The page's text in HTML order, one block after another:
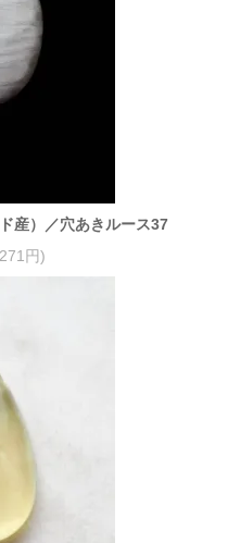
産）／穴あきルース37
円)